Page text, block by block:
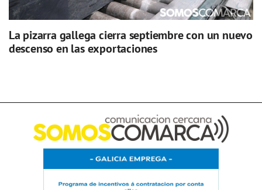
La pizarra gallega cierra septiembre con un nuevo
descenso en las exportaciones